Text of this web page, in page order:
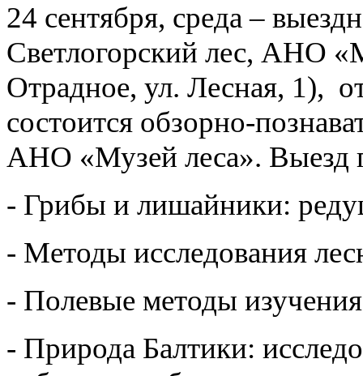
24 сентября, среда –
Светлогорский лес, АНО
Отрадное, ул. Лесная, 1),
состоится обзорно-
АНО «Музей леса». Выезд
- Грибы и лишайники:
- Методы исследования
- Полевые методы
- Природа Балтики: